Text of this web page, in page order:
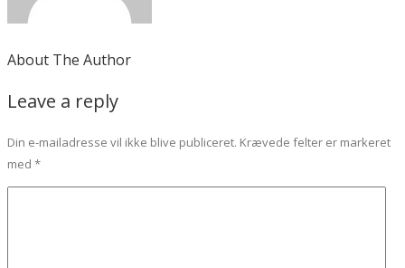
About The Author
Leave a reply
Din e-mailadresse vil ikke blive publiceret. Krævede felter er markeret
med *